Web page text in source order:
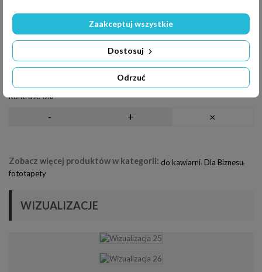
- + ×
Kontrast:0%
- + ×
Zobacz więcej produktów w kategorii: do kawiarni, Dla Biznesu,
fototapety
WIZUALIZACJE
Odrzuć
Dostosuj
Zaakceptuj wszystkie